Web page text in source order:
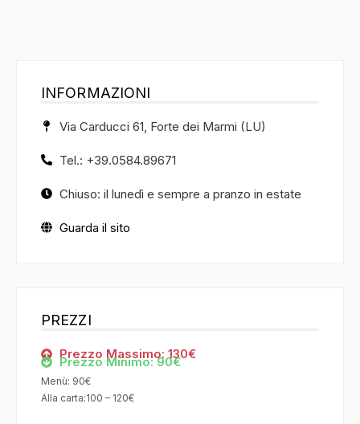
INFORMAZIONI
Via Carducci 61, Forte dei Marmi (LU)
Tel.: +39.0584.89671
Chiuso: il lunedì e sempre a pranzo in estate
Guarda il sito
PREZZI
Prezzo Massimo: 130€
Prezzo Minimo: 90€
Menù: 90€
Alla carta:100 – 120€